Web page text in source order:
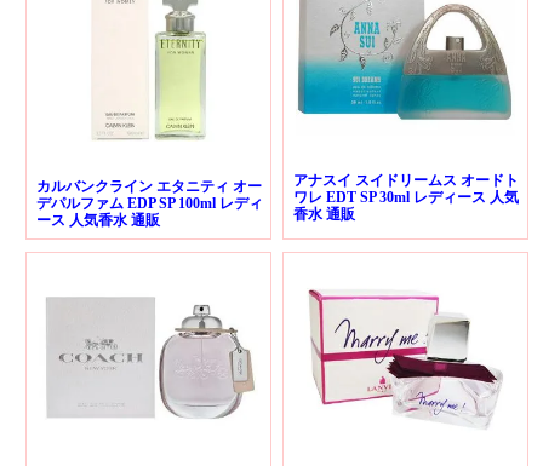
カルバンクライン エタニティ オー
デパルファム EDP SP 100ml レディ
ース 人気香水 通販
アナスイ スイドリームス オードト
ワレ EDT SP 30ml レディース 人気
香水 通販